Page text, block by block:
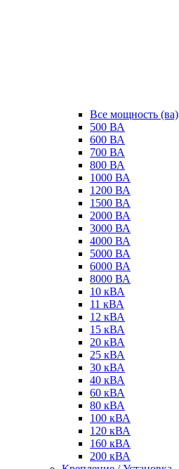
Все мощность (ва)
500 ВА
600 ВА
700 ВА
800 ВА
1000 ВА
1200 ВА
1500 ВА
2000 ВА
3000 ВА
4000 ВА
5000 ВА
6000 ВА
8000 ВА
10 кВА
11 кВА
12 кВА
15 кВА
20 кВА
25 кВА
30 кВА
40 кВА
60 кВА
80 кВА
100 кВА
120 кВА
160 кВА
200 кВА